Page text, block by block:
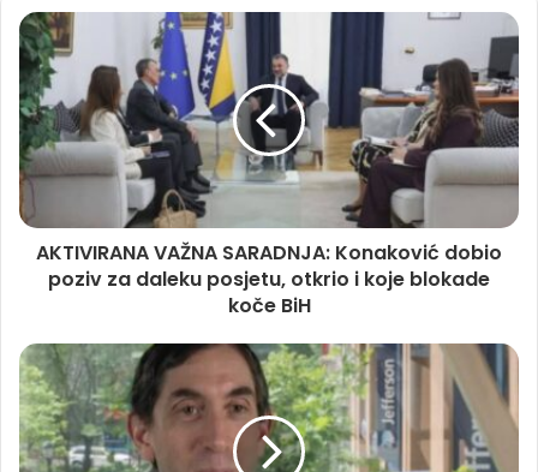
AKTIVIRANA VAŽNA SARADNJA: Konaković dobio
poziv za daleku posjetu, otkrio i koje blokade
koče BiH